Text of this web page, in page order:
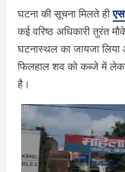
घटना की सूचना मिलते ही
कई वरिष्ठ अधिकारी तुरंत
घटनास्थल का जायजा लिया
फिलहाल शव को कब्जे में लेकर
है।